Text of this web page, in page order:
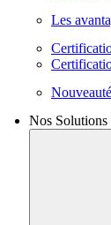
Les
Nos Solutions